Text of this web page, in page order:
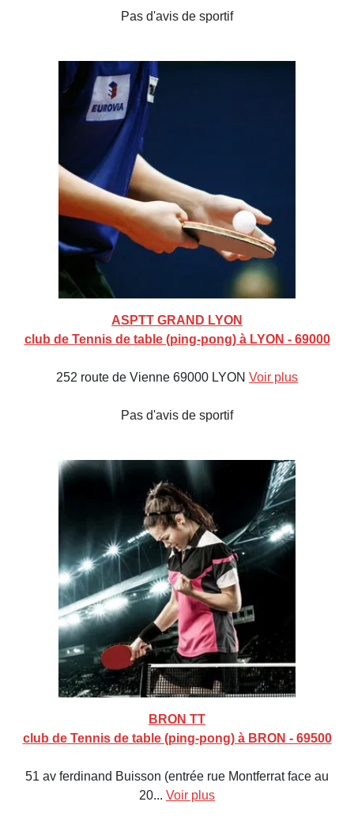
Pas d'avis de sportif
ASPTT GRAND LYON
club de Tennis de table (ping-pong) à LYON - 69000
252 route de Vienne 69000 LYON Voir plus
Pas d'avis de sportif
BRON TT
club de Tennis de table (ping-pong) à BRON - 69500
51 av ferdinand Buisson (entrée rue Montferrat face au
20... Voir plus